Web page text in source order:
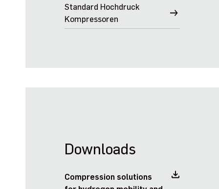
Standard Hochdruck
Kompressoren
Downloads
Compression solutions